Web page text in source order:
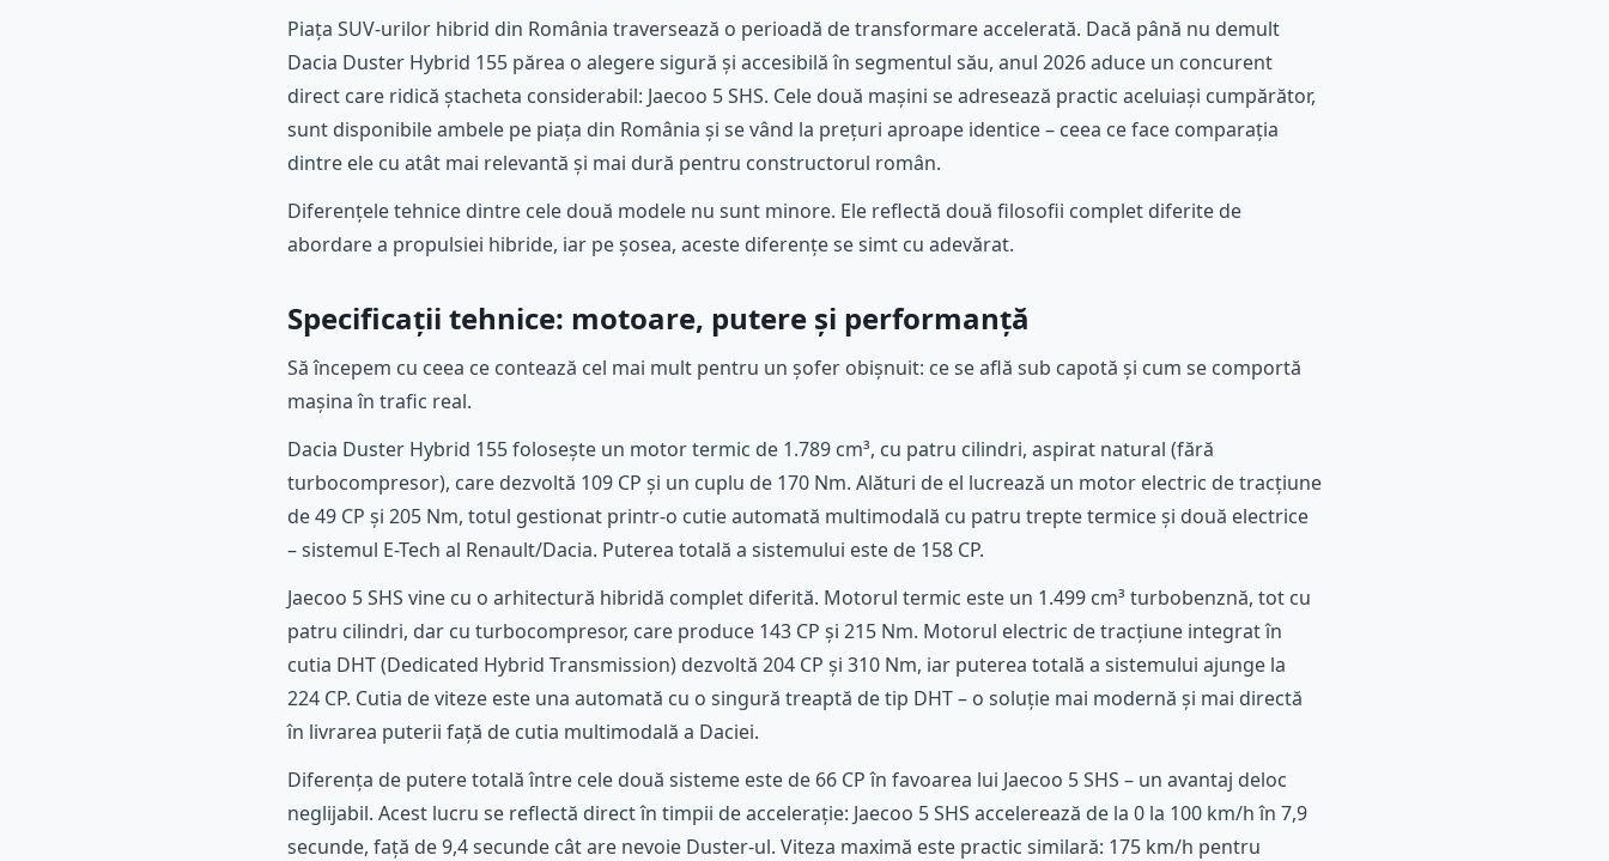
Piața SUV-urilor hibrid din România traversează o perioadă de transformare accelerată. Dacă până nu demult
Dacia Duster Hybrid 155 părea o alegere sigură și accesibilă în segmentul său, anul 2026 aduce un concurent
direct care ridică ștacheta considerabil: Jaecoo 5 SHS. Cele două mașini se adresează practic aceluiași cumpărător,
sunt disponibile ambele pe piața din România și se vând la prețuri aproape identice – ceea ce face comparația
dintre ele cu atât mai relevantă și mai dură pentru constructorul român.
Diferențele tehnice dintre cele două modele nu sunt minore. Ele reflectă două filosofii complet diferite de
abordare a propulsiei hibride, iar pe șosea, aceste diferențe se simt cu adevărat.
Specificații tehnice: motoare, putere și performanță
Să începem cu ceea ce contează cel mai mult pentru un șofer obișnuit: ce se află sub capotă și cum se comportă
mașina în trafic real.
Dacia Duster Hybrid 155 folosește un motor termic de 1.789 cm³, cu patru cilindri, aspirat natural (fără
turbocompresor), care dezvoltă 109 CP și un cuplu de 170 Nm. Alături de el lucrează un motor electric de tracțiune
de 49 CP și 205 Nm, totul gestionat printr-o cutie automată multimodală cu patru trepte termice și două electrice
– sistemul E-Tech al Renault/Dacia. Puterea totală a sistemului este de 158 CP.
Jaecoo 5 SHS vine cu o arhitectură hibridă complet diferită. Motorul termic este un 1.499 cm³ turbobenznă, tot cu
patru cilindri, dar cu turbocompresor, care produce 143 CP și 215 Nm. Motorul electric de tracțiune integrat în
cutia DHT (Dedicated Hybrid Transmission) dezvoltă 204 CP și 310 Nm, iar puterea totală a sistemului ajunge la
224 CP. Cutia de viteze este una automată cu o singură treaptă de tip DHT – o soluție mai modernă și mai directă
în livrarea puterii față de cutia multimodală a Daciei.
Diferența de putere totală între cele două sisteme este de 66 CP în favoarea lui Jaecoo 5 SHS – un avantaj deloc
neglijabil. Acest lucru se reflectă direct în timpii de accelerație: Jaecoo 5 SHS accelerează de la 0 la 100 km/h în 7,9
secunde, față de 9,4 secunde cât are nevoie Duster-ul. Viteza maximă este practic similară: 175 km/h pentru